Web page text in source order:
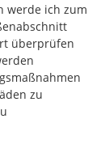
werde ich zum
überprüfen
zu